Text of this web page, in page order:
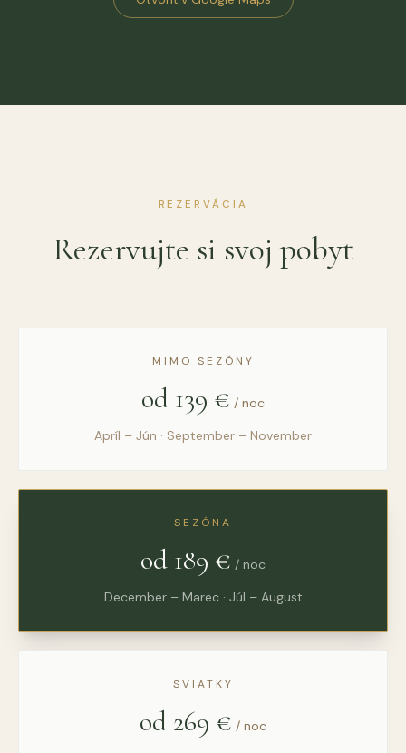
REZERVÁCIA
Rezervujte si svoj pobyt
MIMO SEZÓNY
od 139 € / noc
Apríl – Jún · September – November
SEZÓNA
od 189 € / noc
December – Marec · Júl – August
SVIATKY
od 269 € / noc